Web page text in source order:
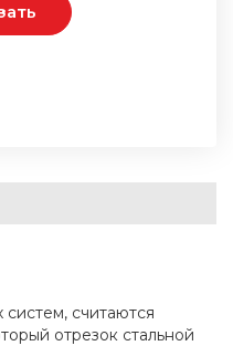
считаются
отрезок стальной